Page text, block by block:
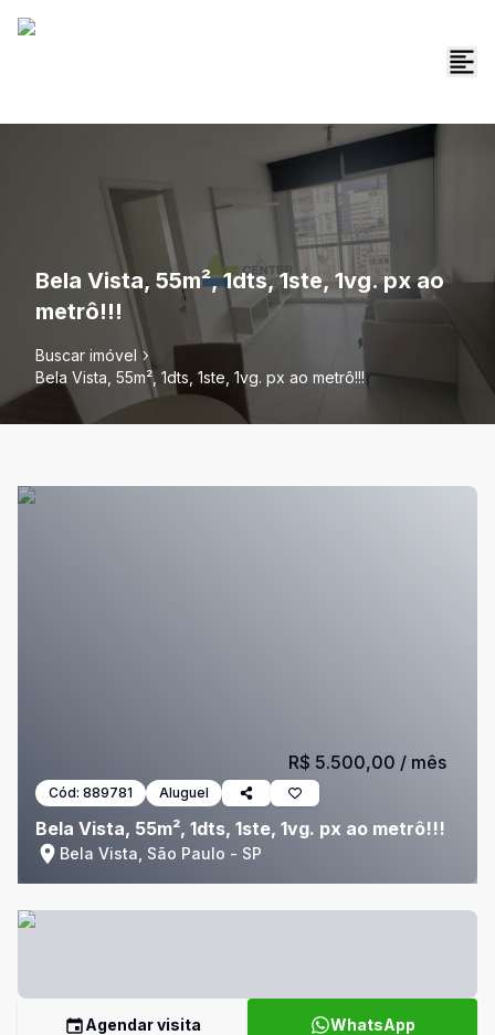
Bela Vista, 55m², 1dts, 1ste, 1vg. px ao
metrô!!!
Buscar imóvel
Bela Vista, 55m², 1dts, 1ste, 1vg. px ao metrô!!!
Cód: 889781 Aluguel
Bela Vista, 55m², 1dts, 1ste, 1vg. px ao metrô!!!
Bela Vista, São Paulo - SP
R$ 5.500,00 / mês
Agendar visita WhatsApp